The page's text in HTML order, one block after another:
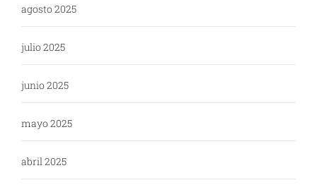
agosto 2025
julio 2025
junio 2025
mayo 2025
abril 2025